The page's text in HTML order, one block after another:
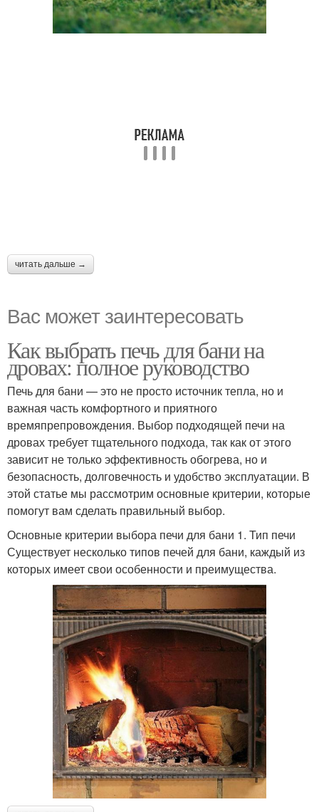
читать дальше →
Вас может заинтересовать
Как выбрать печь для бани на
дровах: полное руководство
Печь для бани — это не просто источник тепла, но и
важная часть комфортного и приятного
времяпрепровождения. Выбор подходящей печи на
дровах требует тщательного подхода, так как от этого
зависит не только эффективность обогрева, но и
безопасность, долговечность и удобство эксплуатации. В
этой статье мы рассмотрим основные критерии, которые
помогут вам сделать правильный выбор.
Основные критерии выбора печи для бани 1. Тип печи
Существует несколько типов печей для бани, каждый из
которых имеет свои особенности и преимущества.